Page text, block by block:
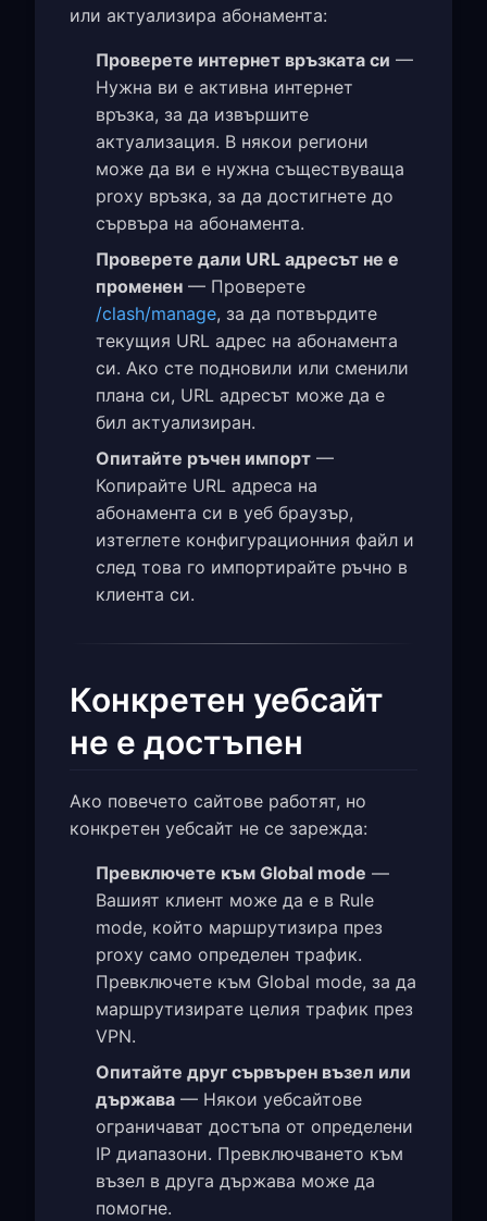
или актуализира абонамента:
Проверете интернет връзката си —
Нужна ви е активна интернет
връзка, за да извършите
актуализация. В някои региони
може да ви е нужна съществуваща
proxy връзка, за да достигнете до
сървъра на абонамента.
Проверете дали URL адресът не е
променен — Проверете
/clash/manage, за да потвърдите
текущия URL адрес на абонамента
си. Ако сте подновили или сменили
плана си, URL адресът може да е
бил актуализиран.
Опитайте ръчен импорт —
Копирайте URL адреса на
абонамента си в уеб браузър,
изтеглете конфигурационния файл и
след това го импортирайте ръчно в
клиента си.
Конкретен уебсайт
не е достъпен
Ако повечето сайтове работят, но
конкретен уебсайт не се зарежда:
Превключете към Global mode —
Вашият клиент може да е в Rule
mode, който маршрутизира през
proxy само определен трафик.
Превключете към Global mode, за да
маршрутизирате целия трафик през
VPN.
Опитайте друг сървърен възел или
държава — Някои уебсайтове
ограничават достъпа от определени
IP диапазони. Превключването към
възел в друга държава може да
помогне.